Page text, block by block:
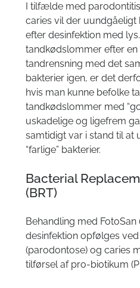
I tilfælde med
caries vil der
efter desinfektion med
tandkødslommer efter
tandrensning med det
bakterier igen, er det
hvis man kunne befolke
tandkødslommer med
uskadelige og ligefrem
samtidigt var i stand til at
“farlige” bakterier.
Bacterial
(BRT)
Behandling med
desinfektion opfølges
(parodontose) og caries
tilførsel af pro-biotikum